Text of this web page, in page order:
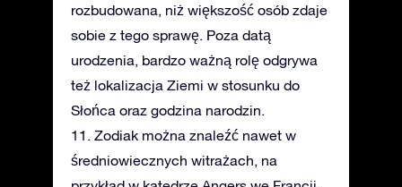
rozbudowana, niż większość osób zdaje
sobie z tego sprawę. Poza datą
urodzenia, bardzo ważną rolę odgrywa
też lokalizacja Ziemi w stosunku do
Słońca oraz godzina narodzin.
11. Zodiak można znaleźć nawet w
średniowiecznych witrażach, na